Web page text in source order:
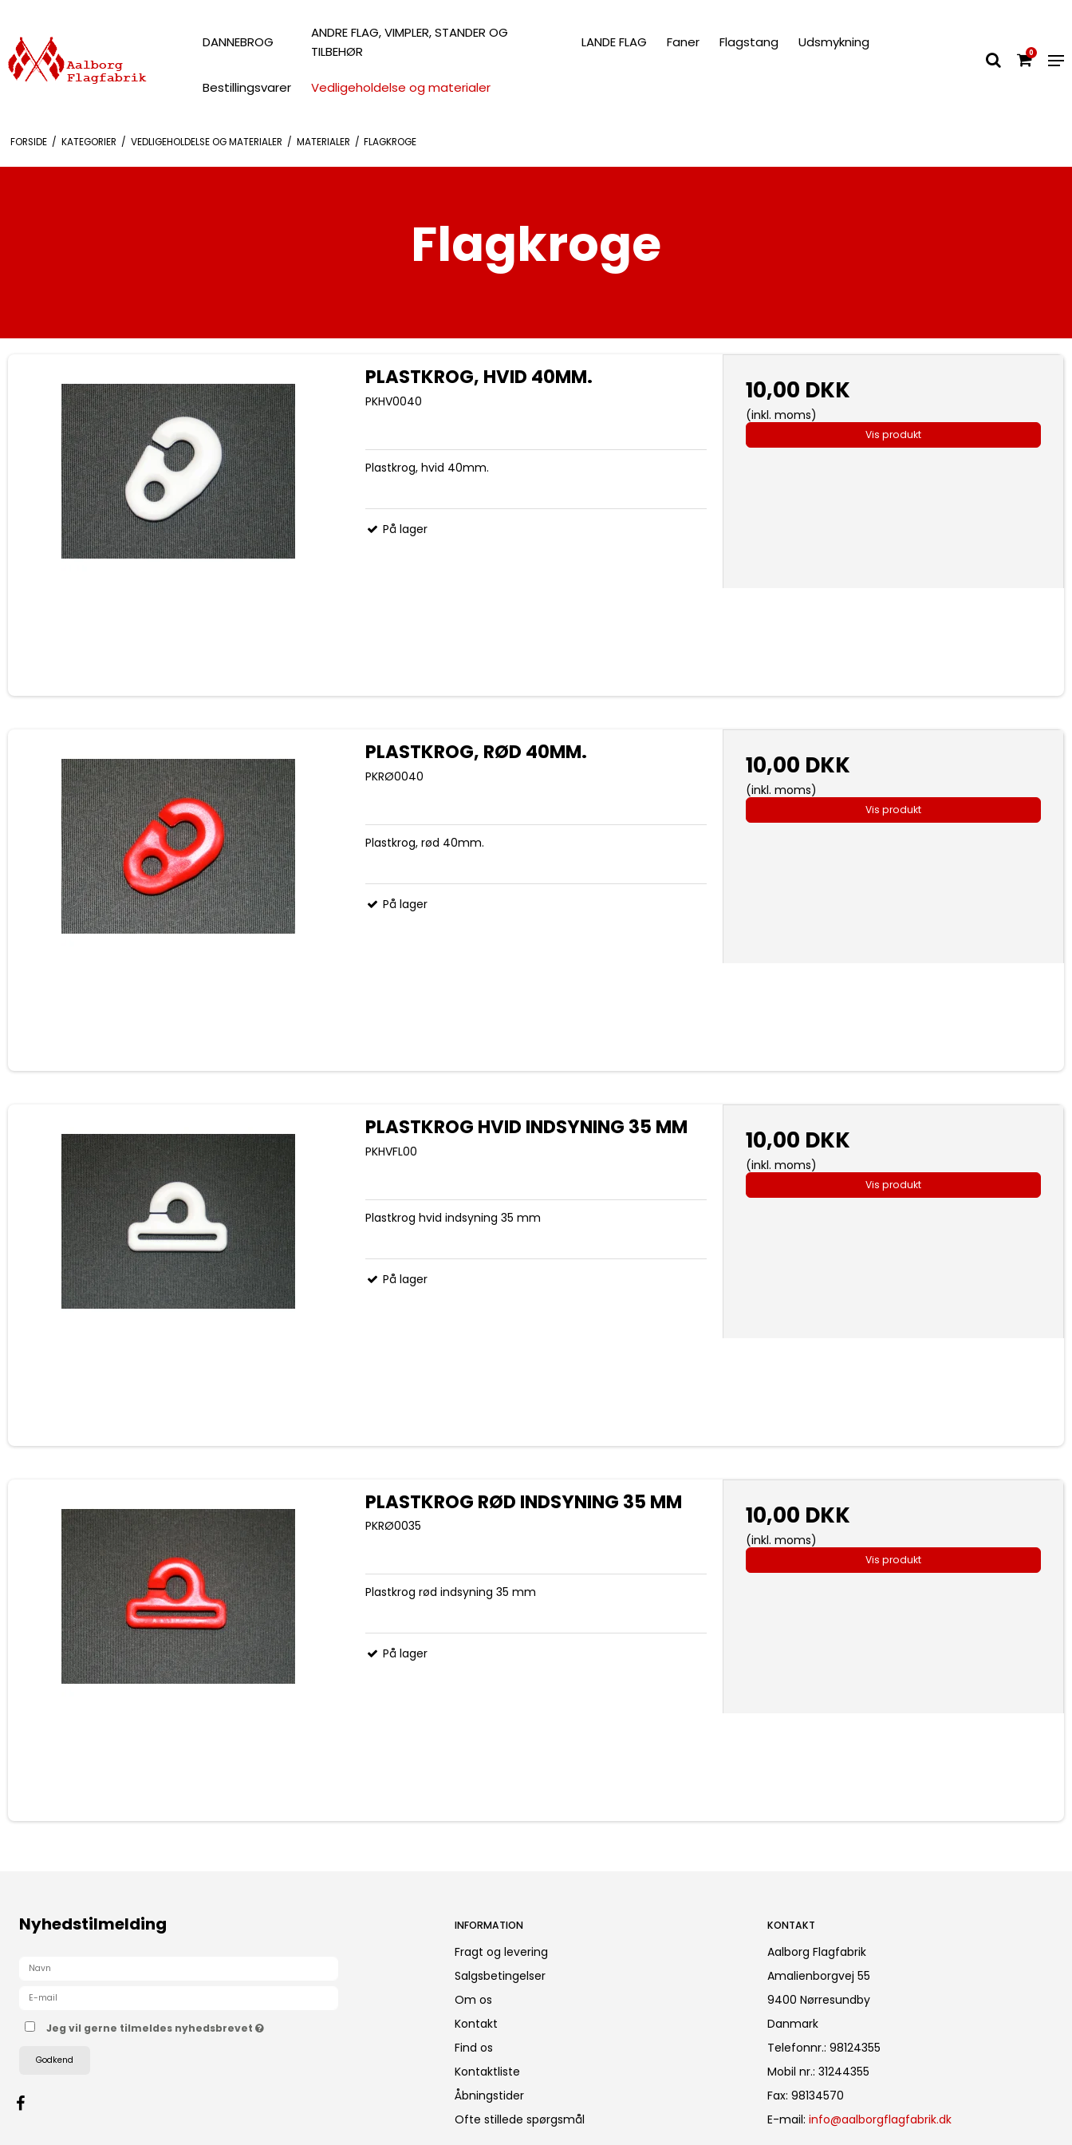
DANNEBROG
ANDRE FLAG, VIMPLER, STANDER OG
TILBEHØR
LANDE FLAG Faner Flagstang Udsmykning
Bestillingsvarer Vedligeholdelse og materialer
0
FORSIDE / KATEGORIER / VEDLIGEHOLDELSE OG MATERIALER / MATERIALER / FLAGKROGE
Flagkroge
PLASTKROG, HVID 40MM.
PKHV0040
Plastkrog, hvid 40mm.
På lager
10,00 DKK
(inkl. moms)
Vis produkt
PLASTKROG, RØD 40MM.
PKRØ0040
Plastkrog, rød 40mm.
På lager
10,00 DKK
(inkl. moms)
Vis produkt
PLASTKROG HVID INDSYNING 35 MM
PKHVFL00
Plastkrog hvid indsyning 35 mm
På lager
10,00 DKK
(inkl. moms)
Vis produkt
PLASTKROG RØD INDSYNING 35 MM
PKRØ0035
Plastkrog rød indsyning 35 mm
På lager
10,00 DKK
(inkl. moms)
Vis produkt
Nyhedstilmelding
Jeg vil gerne tilmeldes nyhedsbrevet
Godkend
INFORMATION
Fragt og levering
Salgsbetingelser
Om os
Kontakt
Find os
Kontaktliste
Åbningstider
Ofte stillede spørgsmål
KONTAKT
Aalborg Flagfabrik
Amalienborgvej 55
9400 Nørresundby
Danmark
Telefonnr.: 98124355
Mobil nr.: 31244355
Fax: 98134570
E-mail: info@aalborgflagfabrik.dk